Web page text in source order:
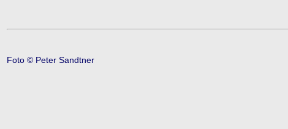
Foto © Peter Sandtner